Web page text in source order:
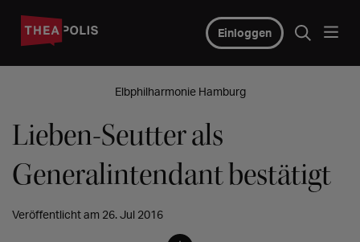
Einloggen
Elbphilharmonie Hamburg
Lieben-Seutter als
Generalintendant bestätigt
Veröffentlicht am 26. Jul 2016